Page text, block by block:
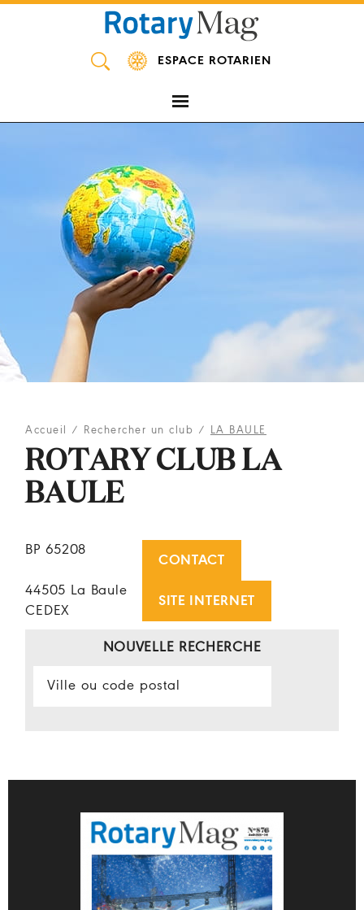
ESPACE ROTARIEN
Accueil / Rechercher un club / LA BAULE
ROTARY CLUB LA
BAULE
BP 65208
44505 La Baule
CEDEX
CONTACT
SITE INTERNET
NOUVELLE RECHERCHE
Panneau de gestion des cookies